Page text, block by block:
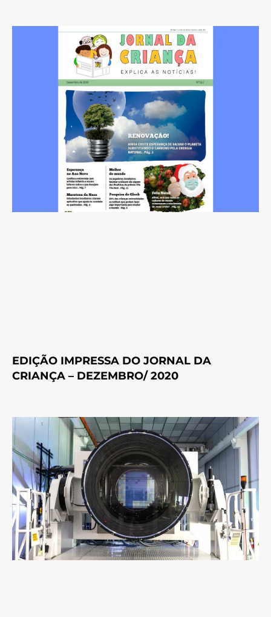
EDIÇÃO IMPRESSA DO JORNAL DA
CRIANÇA – DEZEMBRO/ 2020